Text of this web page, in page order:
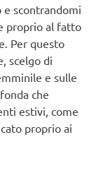
e scontrandomi
proprio al fatto
Per questo
scelgo di
e sulle
che
estivi, come
proprio ai